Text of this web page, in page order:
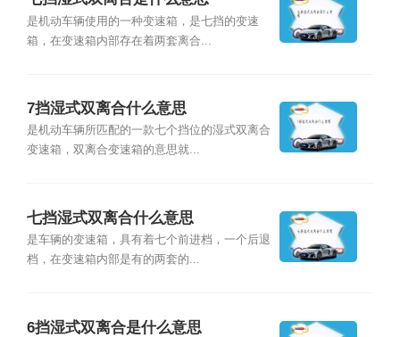
是机动车辆使用的一种变速箱，是七挡的变速
箱，在变速箱内部存在着两套离合...
7挡湿式双离合什么意思
是机动车辆所匹配的一款七个挡位的湿式双离合
变速箱，双离合变速箱的意思就...
七挡湿式双离合什么意思
是车辆的变速箱，具有着七个前进档，一个后退
档，在变速箱内部是有的两套的...
6挡湿式双离合是什么意思